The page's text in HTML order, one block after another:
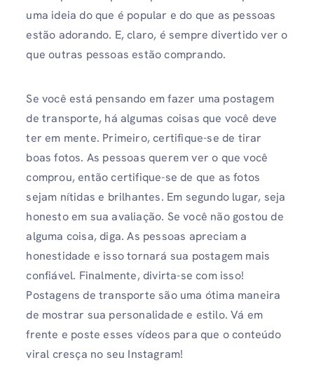
uma ideia do que é popular e do que as pessoas
estão adorando. E, claro, é sempre divertido ver o
que outras pessoas estão comprando.
Se você está pensando em fazer uma postagem
de transporte, há algumas coisas que você deve
ter em mente. Primeiro, certifique-se de tirar
boas fotos. As pessoas querem ver o que você
comprou, então certifique-se de que as fotos
sejam nítidas e brilhantes. Em segundo lugar, seja
honesto em sua avaliação. Se você não gostou de
alguma coisa, diga. As pessoas apreciam a
honestidade e isso tornará sua postagem mais
confiável. Finalmente, divirta-se com isso!
Postagens de transporte são uma ótima maneira
de mostrar sua personalidade e estilo. Vá em
frente e poste esses vídeos para que o conteúdo
viral cresça no seu Instagram!